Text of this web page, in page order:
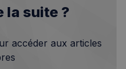
la suite ?
accéder aux articles